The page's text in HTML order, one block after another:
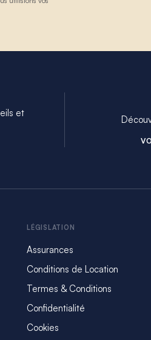
et
LÉGISLATION
Assurances
Conditions de Location
Termes & Conditions
Confidentialité
Cookies